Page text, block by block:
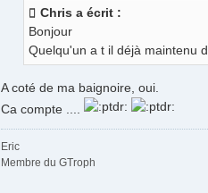
Chris a écrit :
Bonjour
Quelqu'un a t il déjà maintenu
A coté de ma baignoire, oui.
Ca compte ....
Eric
Membre du GTroph